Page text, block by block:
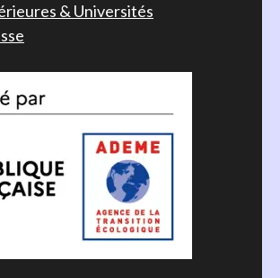
& Universités